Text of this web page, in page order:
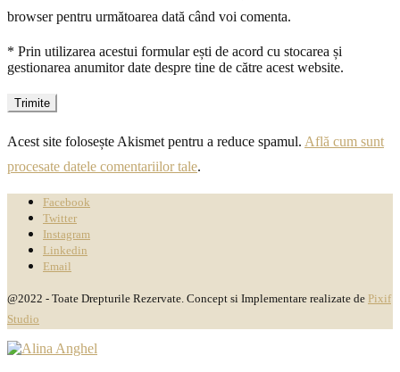
browser pentru următoarea dată când voi comenta.
* Prin utilizarea acestui formular ești de acord cu stocarea și
gestionarea anumitor date despre tine de către acest website.
Acest site folosește Akismet pentru a reduce spamul. Află cum sunt
procesate datele comentariilor tale.
Facebook
Twitter
Instagram
Linkedin
Email
@2022 - Toate Drepturile Rezervate. Concept si Implementare realizate de Pixif
Studio